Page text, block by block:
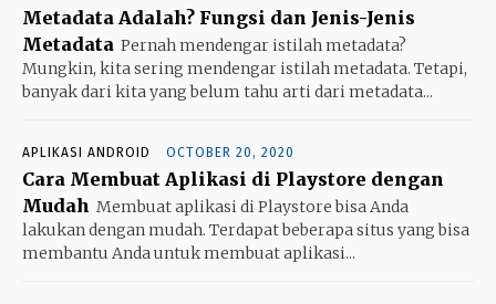
Metadata Adalah? Fungsi dan Jenis-Jenis
Metadata Pernah mendengar istilah metadata?
Mungkin, kita sering mendengar istilah metadata. Tetapi,
banyak dari kita yang belum tahu arti dari metadata...
APLIKASI ANDROID OCTOBER 20, 2020
Cara Membuat Aplikasi di Playstore dengan
Mudah Membuat aplikasi di Playstore bisa Anda
lakukan dengan mudah. Terdapat beberapa situs yang bisa
membantu Anda untuk membuat aplikasi...